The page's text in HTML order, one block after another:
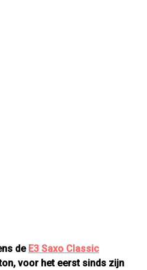
de E3 Saxo Classic
voor het eerst sinds zijn